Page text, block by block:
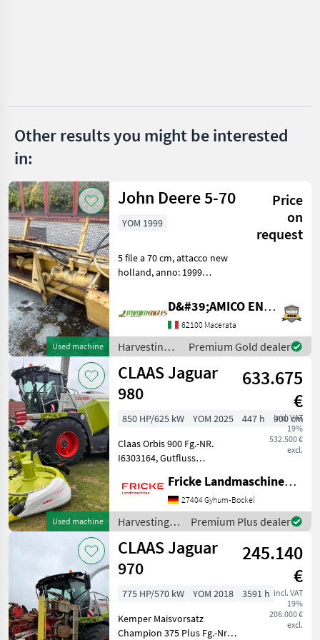
Massey Ferguson
Show
all 12
MODEL
9680
WTS
9780
CTS
C670
S780
T550
T550
Hillmaster
T550i
HM
T560
T560
Show
all
MARKETPLACE
Other results you might be interested
in:
Used machine
John Deere 5-70
Price
on
request
YOM 1999
5 file a 70 cm, attacco new
holland, anno: 1999
fields Crop headers
D&#39;AMICO ENGLES SRL
62100 Macerata
Harvesting
equipment
crop fields /
John Deere
Premium Gold dealer
Used machine
CLAAS Jaguar
980
633.675
€
incl. VAT
19%
532.500 €
excl.
850 HP/625 kW YOM 2025 447 h
900 cm
Claas Orbis 900 Fg.-NR.
I6303164, Gutfluss
Automatischer
Transportschutz, V-Flex 36,
Gutfluss XL Premuim Line
Professional,
Vorsatzantrieb V
Fricke Landmaschinen GmbH
27404 Gyhum-Bockel
Harvesting
equipment
crop fields /
Claas
Premium Plus dealer
CLAAS Jaguar
970
245.140
€
incl. VAT
19%
206.000 €
excl.
775 HP/570 kW YOM 2018
3591 h
Kemper Maisvorsatz
Champion 375 Plus Fg.-Nr.